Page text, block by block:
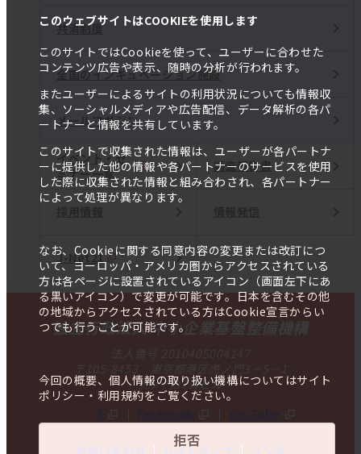
このウェブサイトはCOOKIEを使用します
このサイトではCookieを使って、ユーザーに合わせた
コンテンツ広告や表示、随時の分析が行われます。
またユーザーによるサイトの利用状況についても情報収
集、ソーシャルメディアや広告配信、データ解析の各パ
ートナーと情報を共有しています。
このサイトで収集された情報は、ユーザーが各パートナ
ーに提供した他の情報や各パートナーのサービスを使用
した際に収集された情報と組み合わされ、各パートナー
によって処理が異なります。
なお、Cookieに関する同意内容の変更または改訂につ
いて、ヨーロッパ・アメリカ圏からアクセスされている
方は各ページに設置されているアイコン（画面左下にあ
る黒いアイコン）で変更が可能です。日本を含むその他
の地域からアクセスされている方はCookie宣言からい
つでも行うことが可能です。
今回の概要、個人情報の取り扱い機構についてはサイト
ポリシー・利用規約をご覧ください。
拒否
共済制度
全国のインキュベーション施設
メールマガジン
イベント・セ
ミナー一覧
調査報告書
J-Net21
独立行政法人 中小企業基盤整備機構
法人番号 2010405004147
〒105-8453 東京都港区虎ノ門3－5－1
虎ノ門37森ビル
X
Facebook YouTube